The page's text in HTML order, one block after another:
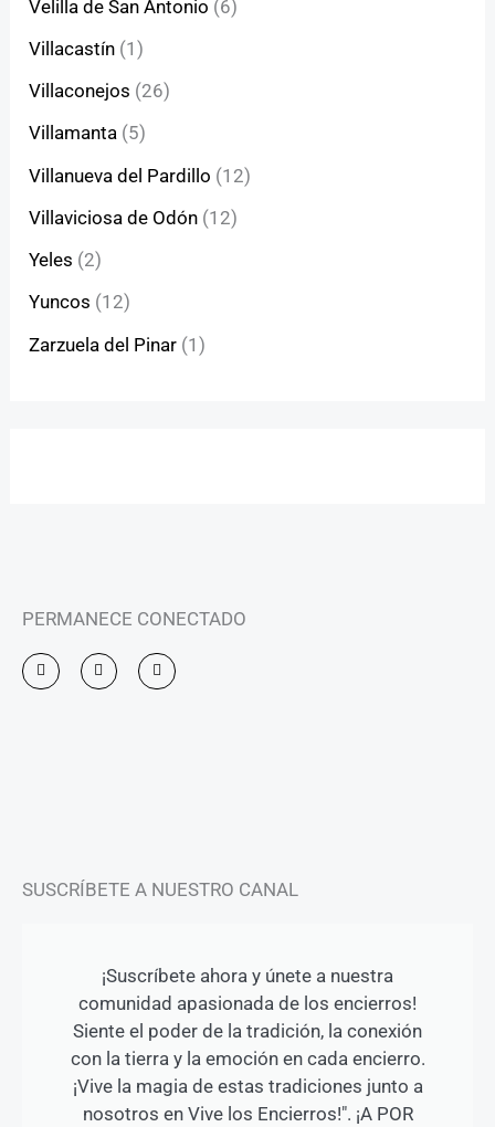
Velilla de San Antonio (6)
Villacastín (1)
Villaconejos (26)
Villamanta (5)
Villanueva del Pardillo (12)
Villaviciosa de Odón (12)
Yeles (2)
Yuncos (12)
Zarzuela del Pinar (1)
PERMANECE CONECTADO
I
n
s
F
a
c
Y
o
u
SUSCRÍBETE A NUESTRO CANAL
¡Suscríbete ahora y únete a nuestra
comunidad apasionada de los encierros!
Siente el poder de la tradición, la conexión
con la tierra y la emoción en cada encierro.
¡Vive la magia de estas tradiciones junto a
nosotros en Vive los Encierros!". ¡A POR